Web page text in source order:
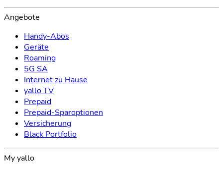
Angebote
Handy-Abos
Geräte
Roaming
5G SA
Internet zu Hause
yallo TV
Prepaid
Prepaid-Sparoptionen
Versicherung
Black Portfolio
My yallo